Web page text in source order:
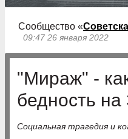
Сообщество «
09:47 26 января 2022
"Мираж" -
бедность
Социальная трагедия и